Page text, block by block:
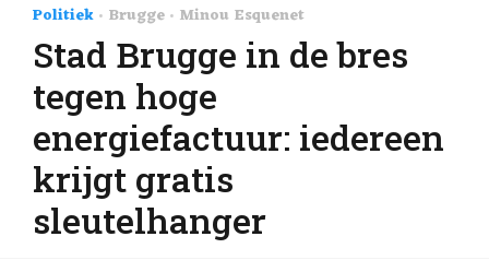
Politiek Brugge Minou Esquenet
Stad Brugge in de bres
tegen hoge
energiefactuur: iedereen
krijgt gratis
sleutelhanger